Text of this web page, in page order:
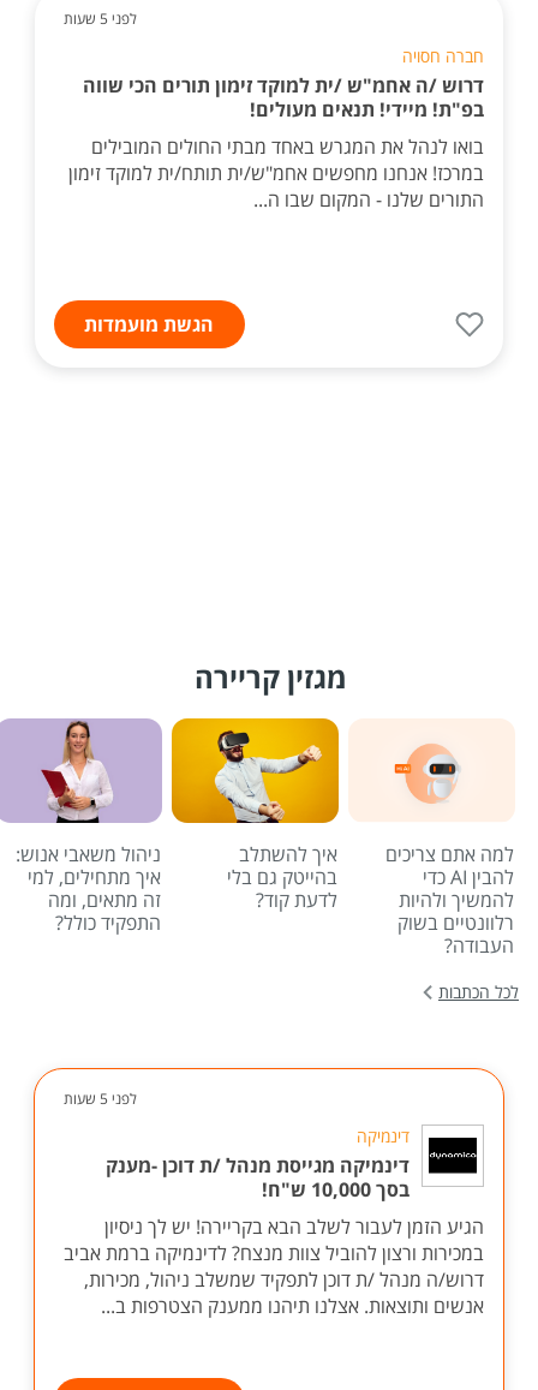
לפני 5 שעות
חברה חסויה
דרוש /ה אחמ"ש /ית למוקד זימון תורים הכי שווה
בפ"ת! מיידי! תנאים מעולים!
בואו לנהל את המגרש באחד מבתי החולים המובילים
במרכז! אנחנו מחפשים אחמ"ש/ית תותח/ית למוקד זימון
התורים שלנו - המקום שבו ה...
הגשת מועמדות
מגזין קריירה
למה אתם צריכים
להבין AI כדי
להמשיך ולהיות
רלוונטיים בשוק
העבודה?
איך להשתלב
בהייטק גם בלי
לדעת קוד?
ניהול משאבי אנוש:
איך מתחילים, למי
זה מתאים, ומה
התפקיד כולל?
לכל הכתבות
לפני 5 שעות
דינמיקה
דינמיקה מגייסת מנהל /ת דוכן -מענק
בסך 10,000 ש"ח!
הגיע הזמן לעבור לשלב הבא בקריירה! יש לך ניסיון
במכירות ורצון להוביל צוות מנצח? לדינמיקה ברמת אביב
דרוש/ה מנהל /ת דוכן לתפקיד שמשלב ניהול, מכירות,
אנשים ותוצאות. אצלנו תיהנו ממענק הצטרפות ב...